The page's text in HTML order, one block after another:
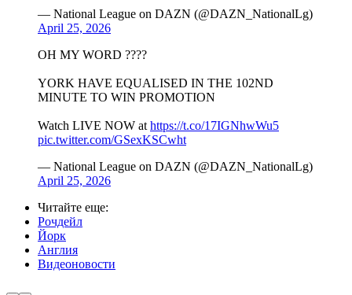
— National League on DAZN (@DAZN_NationalLg)
April 25, 2026
OH MY WORD ????
YORK HAVE EQUALISED IN THE 102ND
MINUTE TO WIN PROMOTION
Watch LIVE NOW at https://t.co/17IGNhwWu5
pic.twitter.com/GSexKSCwht
— National League on DAZN (@DAZN_NationalLg)
April 25, 2026
Читайте еще:
Рочдейл
Йорк
Англия
Видеоновости